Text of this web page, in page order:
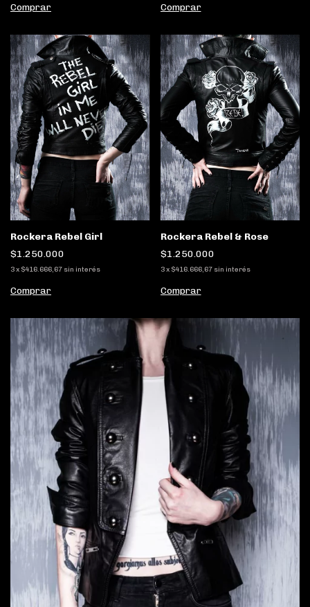
Comprar Comprar
Rockera Rebel Girl
$1.250.000
3x $416.666,67 sin interés
Comprar
Rockera Rebel & Rose
$1.250.000
3 x $416.666,67 sin interés
Comprar